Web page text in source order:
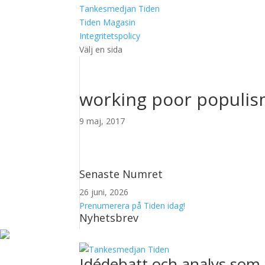
Tankesmedjan Tiden
Tiden Magasin
Integritetspolicy
Välj en sida
working poor
9 maj, 2017
Senaste Numret
26 juni, 2026
Prenumerera på Tiden idag!
Nyhetsbrev